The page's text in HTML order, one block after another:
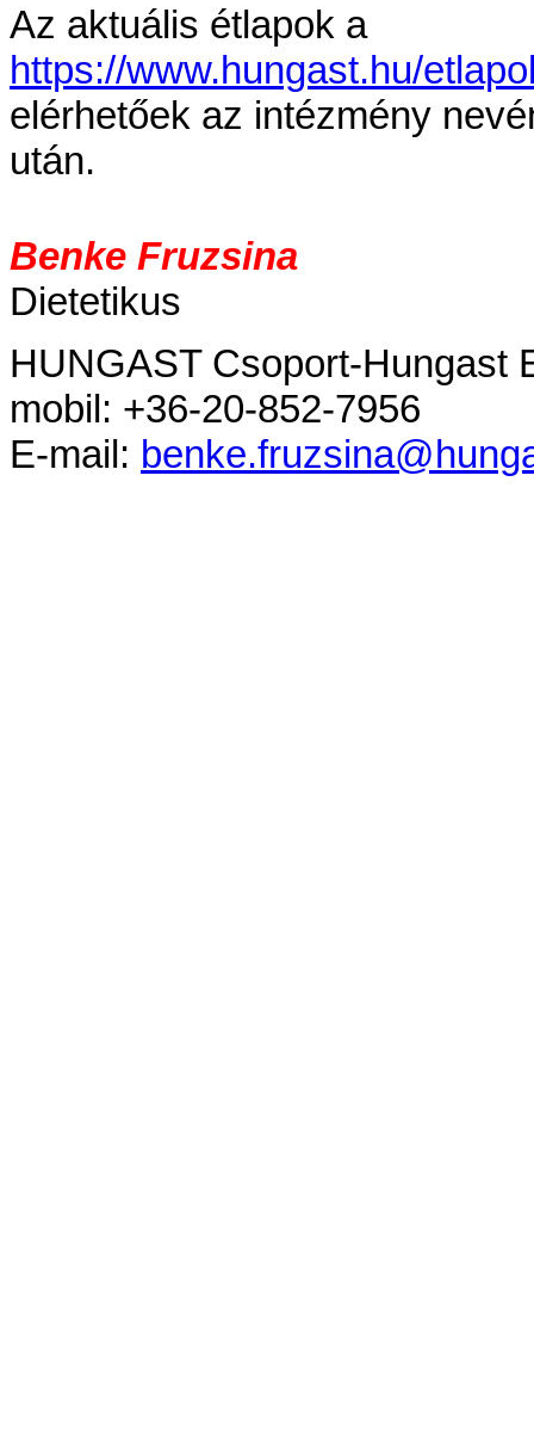
Az aktuális étlapok a
https://www.hungast.hu/
elérhetőek az intézmény
után.
Benke Fruzsina
Dietetikus
HUNGAST Csoport-Hungast
mobil: +36-20-852-7956
E-mail: